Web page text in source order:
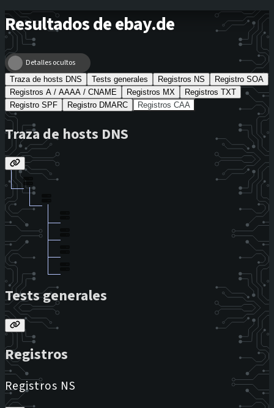
Resultados de ebay.de
Detalles ocultos
Traza de hosts DNS Tests generales Registros NS
Registro SOA
Registros A / AAAA / CNAME
Registros MX
Registros TXT
Registro SPF
Registro DMARC Registros CAA
Traza de hosts DNS
Tests generales
Registros
Registros NS